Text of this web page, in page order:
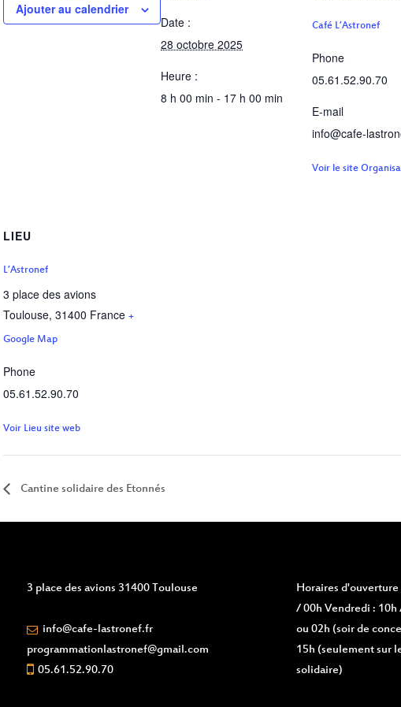
Ajouter au calendrier
Date :
28 octobre 2025
Heure :
8 h 00 min - 17 h 00 min
Café L’Astronef
Phone
05.61.52.90.70
E-mail
info@cafe-
Voir le site
LIEU
L’Astronef
3 place des avions
Toulouse, 31400 France +
Google Map
Phone
05.61.52.90.70
Voir Lieu site web
Cantine solidaire des Etonnés
3 place des avions 31400 Toulouse
info@cafe-lastronef.fr
programmationlastronef@gmail.com
05.61.52.90.70
Horaires d'ouverture
/ 00h Vendredi : 10h
ou 02h (soir de
15h (seulement sur
solidaire)